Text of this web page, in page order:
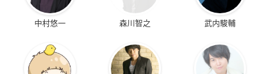
ソードアート・オン
アスナ
ココロコネクト 貧乏神が!
中村悠一 森川智之 武内駿輔